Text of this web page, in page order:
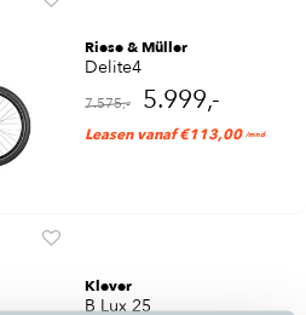
Riese & Müller
Delite4
7.575,- 5.999,-
Leasen vanaf €113,00 /mnd
Klever
B Lux 25